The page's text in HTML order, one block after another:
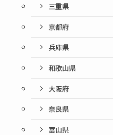
三重県
京都府
兵庫県
和歌山県
大阪府
奈良県
富山県